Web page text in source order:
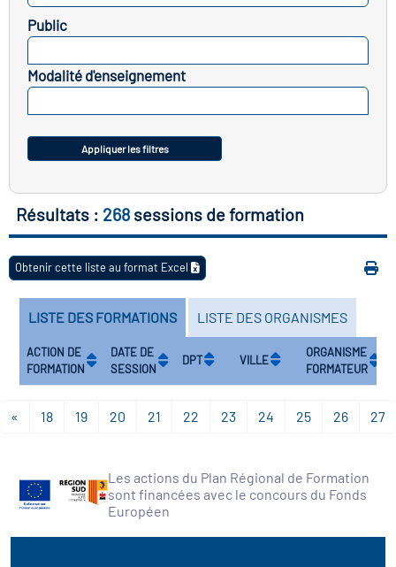
des secteurs(en
construction)
Public
Modalité d'enseignement
Appliquer les filtres
Résultats : 268 sessions de formation
Obtenir cette liste au format Excel
LISTE DES FORMATIONS LISTE DES ORGANISMES
ACTION DE
FORMATION
DATE DE
SESSION
DPT VILLE
ORGANISME
FORMATEUR
« 18 19 20 21 22 23 24 25 26 27
Les actions du Plan Régional de Formation
sont financées avec le concours du Fonds
Européen